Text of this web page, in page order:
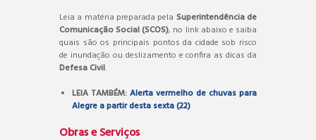
Leia a matéria preparada pela Superintendência de
Comunicação Social (SCOS), no link abaixo e saiba
quais são os principais pontos da cidade sob risco
de inundação ou deslizamento e confira as dicas da
Defesa Civil.
LEIA TAMBÉM: Alerta vermelho de chuvas para
Alegre a partir desta sexta (22)
Obras e Serviços